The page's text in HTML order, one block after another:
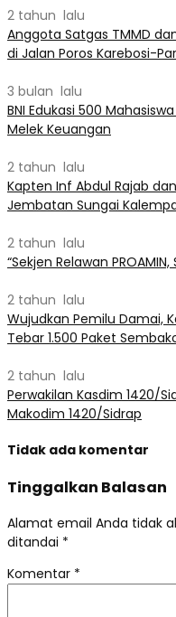
2 tahun lalu
Anggota Satgas TMMD
di Jalan Poros Karebosi-
3 bulan lalu
BNI Edukasi 500
Melek Keuangan
2 tahun lalu
Kapten Inf Abdul Rajab
Jembatan Sungai
2 tahun lalu
“Sekjen Relawan
2 tahun lalu
Wujudkan Pemilu Damai,
Tebar 1.500 Paket
2 tahun lalu
Perwakilan Kasdim 1420/
Makodim 1420/Sidrap
Tidak ada komentar
Tinggalkan Balasan
Alamat email Anda tidak
ditandai *
Komentar *